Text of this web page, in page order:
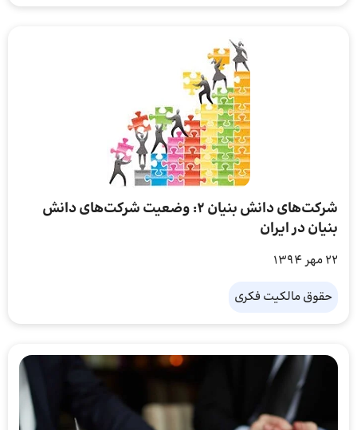
شرکت‌های دانش بنیان ۲: وضعیت شرکت‌های دانش
بنیان در ایران
22 مهر 1394
حقوق مالکیت فکری